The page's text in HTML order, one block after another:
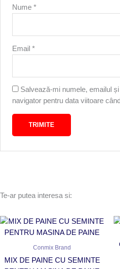
Nume*
Email*
Salvează-mi numele, emailul
navigator pentru data viitoare
Te-ar putea interesa si:
Conmix Brand
MIX DE PAINE CU SEMINTE